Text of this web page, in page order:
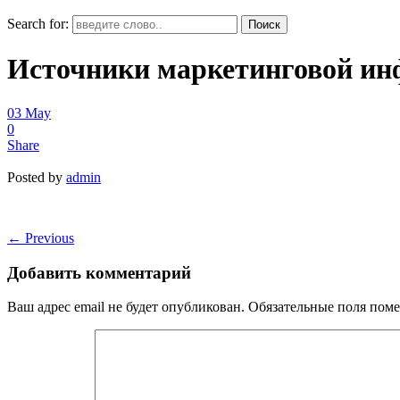
Search for:
Источники маркетинговой
03 May
0
Share
Posted by admin
← Previous
Добавить комментарий
Ваш адрес email не будет опубликован. Обязательные поля